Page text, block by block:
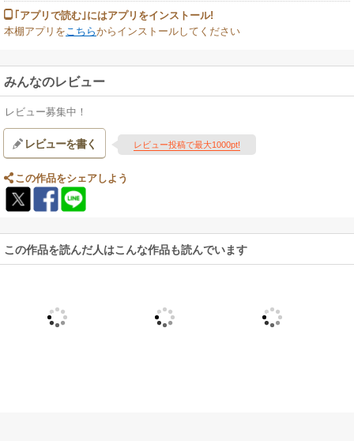
｢アプリで読む｣にはアプリをインストール!
本棚アプリを こちらからインストールしてください
みんなのレビュー
レビュー募集中！
レビューを書く レビュー投稿で最大1000pt!
この作品をシェアしよう
この作品を読んだ人はこんな作品も読んでいます